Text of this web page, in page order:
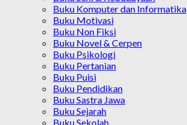
Buku Komputer dan Informatika
Buku Motivasi
Buku Non Fiksi
Buku Novel & Cerpen
Buku Psikologi
Buku Pertanian
Buku Puisi
Buku Pendidikan
Buku Sastra Jawa
Buku Sejarah
Buku Sekolah